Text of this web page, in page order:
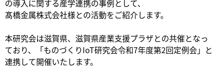
の導入に関する産学連携の事例として、
髙橋金属株式会社様との活動をご紹介します。
本研究会は滋賀県、滋賀県産業支援プラザとの共催となっ
ており、「ものづくりIoT研究会令和7年度第2回定例会」と
連携して開催いたします。